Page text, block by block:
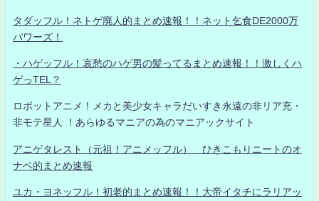
タダッフル！ネトゲ廃人的まとめ速報！！ネット乞食DE2000万
パワーズ！
・ハゲッフル！哀愁のハゲ男の髪ってるまとめ速報！！激しくハ
ゲっTEL？
ロボットアニメ！メカと美少女キャラだいすき永遠の非リア充・
非モテ星人 ！あらゆるマニアの為のマニアックサイト
アニゲタレスト（元祖！アニメッフル） ひきこもりニートのオ
ナベ的まとめ速報
ユカ・ヨネッフル！初老的まとめ速報！！大帝イタチにラリアッ